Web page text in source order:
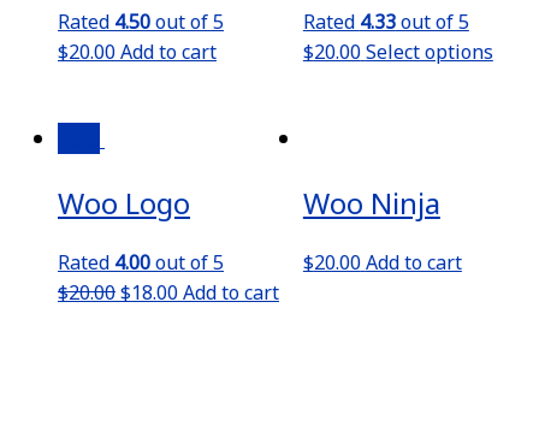
Rated4.50out of 5
$20.00Add to cart
Rated4.33out of 5
$20.00Select options
Woo Logo
Rated4.00out of 5
$20.00$18.00Add to cart
Woo Ninja
$20.00Add to cart